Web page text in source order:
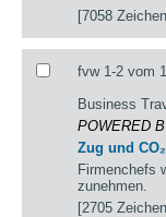
[7058
fvw 1-2 vom
Business
POWERED
Zug und
Firmenchefs
zunehmen.
[2705